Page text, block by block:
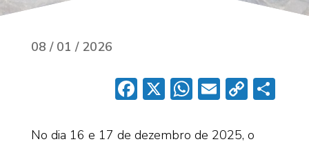
08 / 01 / 2026
Facebook
X WhatsApp
Email
Copy
No dia 16 e 17 de dezembro de 2025, o